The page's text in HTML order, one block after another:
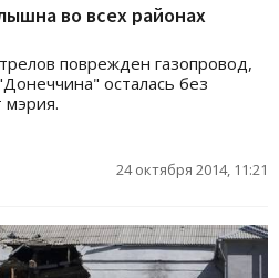
во всех районах
поврежден газопровод,
осталась без
мэрия.
24 октября 2014, 11:21